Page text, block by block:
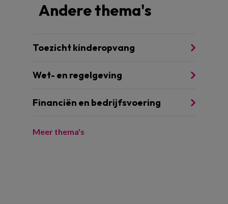
Andere thema's
Toezicht kinderopvang
Wet- en regelgeving
Financiën en bedrijfsvoering
Meer thema's